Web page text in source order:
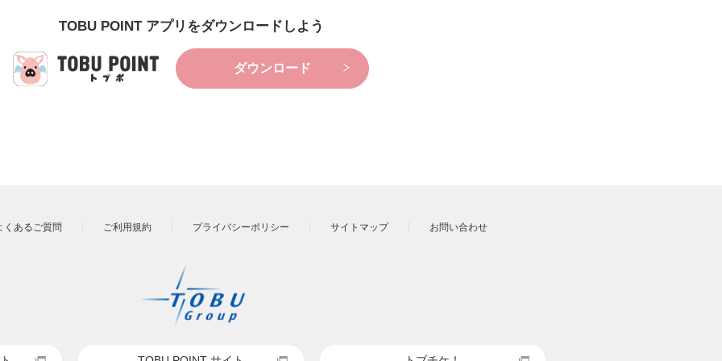
TOBU POINT アプリをダウンロードしよう
ダウンロード
くあるご質問 ご利用規約 プライバシーポリシー サイトマップ お問い合わせ